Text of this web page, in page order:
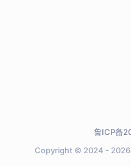
Copyright © 2024 - 2026
鲁ICP备